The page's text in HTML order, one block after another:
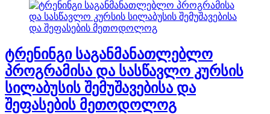
ტრენინგი საგანმანათლებლო
პროგრამისა და სასწავლო კურსის
სილაბუსის შემუშავებისა და
შეფასების მეთოდოლოგ